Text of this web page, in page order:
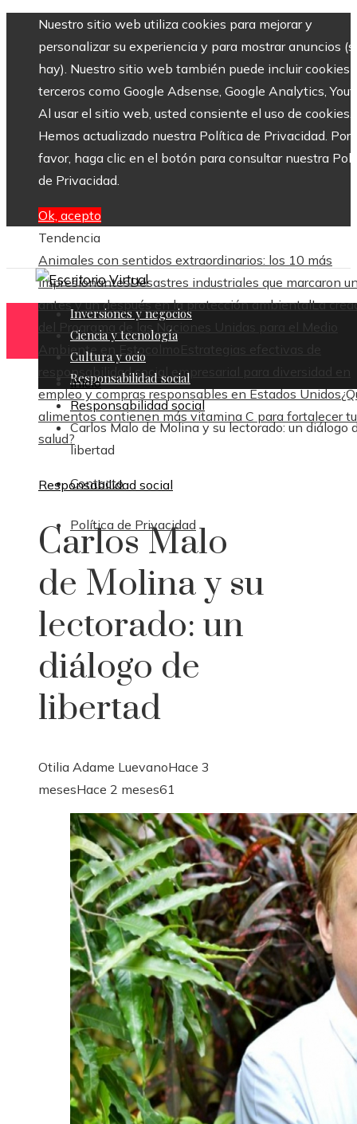
Nuestro sitio web utiliza cookies para mejorar y
personalizar su experiencia y para mostrar anuncios
hay). Nuestro sitio web también puede incluir cookies
terceros como Google Adsense, Google Analytics,
Al usar el sitio web, usted consiente el uso de cookies.
Hemos actualizado nuestra Política de Privacidad. Por
favor, haga clic en el botón para consultar nuestra
de Privacidad.
Ok, acepto
Tendencia
Animales con sentidos extraordinarios: los 10 más
impresionantesDesastres industriales que marcaron
antes y un después en la protección ambientalLa
del Programa de las Naciones Unidas para el Medio
Ambiente en Estocolmo Estrategias efectivas de
responsabilidad social empresarial para diversidad en
empleo y compras responsables en Estados Unidos
alimentos contienen más vitamina C para fortalecer tu
salud?
Contacto
Política de Privacidad
Inversiones y negocios
Ciencia y tecnología
Cultura y ocio
Responsabilidad social
Inicio
Responsabilidad social
Carlos Malo de Molina y su lectorado: un diálogo
libertad
Responsabilidad social
Carlos Malo
de Molina y su
lectorado: un
diálogo de
libertad
Otilia Adame LuevanoHace 3
mesesHace 2 meses61